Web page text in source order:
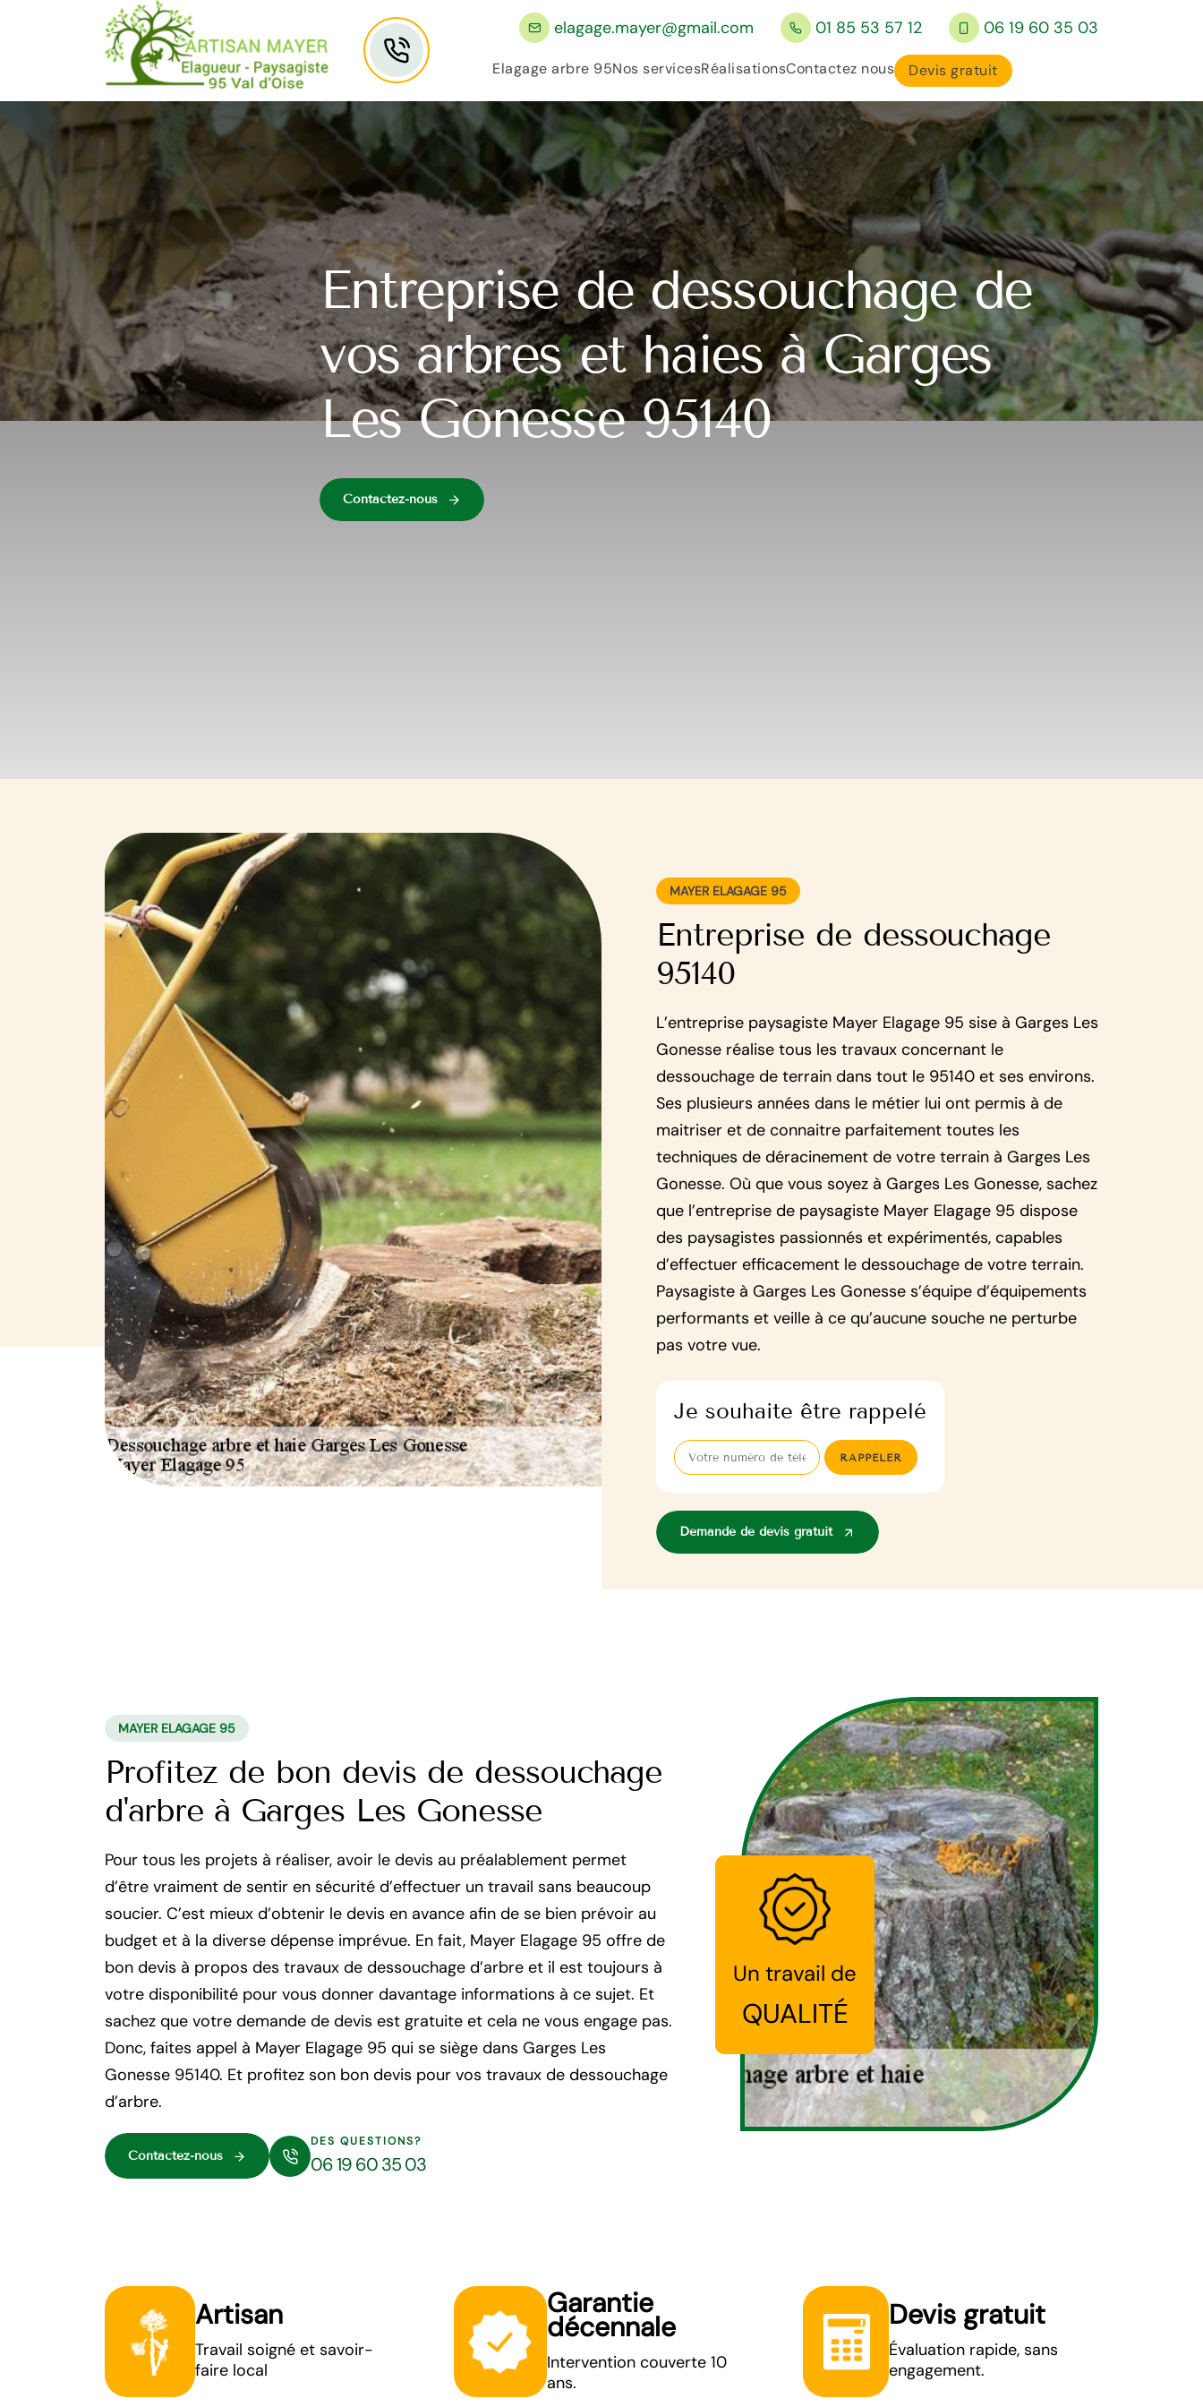
elagage.mayer@gmail.com 01 85 53 57 12 06 19 60 35 03
Elagage arbre 95Nos servicesRéalisationsContactez nous Devis gratuit
Entreprise de dessouchage de
vos arbres et haies à Garges
Les Gonesse 95140
Contactez-nous
MAYER ELAGAGE 95
Entreprise de dessouchage
95140
L’entreprise paysagiste Mayer Elagage 95 sise à Garges Les
Gonesse réalise tous les travaux concernant le
dessouchage de terrain dans tout le 95140 et ses environs.
Ses plusieurs années dans le métier lui ont permis à de
maitriser et de connaitre parfaitement toutes les
techniques de déracinement de votre terrain à Garges Les
Gonesse. Où que vous soyez à Garges Les Gonesse, sachez
que l’entreprise de paysagiste Mayer Elagage 95 dispose
des paysagistes passionnés et expérimentés, capables
d’effectuer efficacement le dessouchage de votre terrain.
Paysagiste à Garges Les Gonesse s’équipe d’équipements
performants et veille à ce qu’aucune souche ne perturbe
pas votre vue.
Je souhaite être rappelé
Demande de devis gratuit
MAYER ELAGAGE 95
Profitez de bon devis de dessouchage
d'arbre à Garges Les Gonesse
Pour tous les projets à réaliser, avoir le devis au préalablement permet
d’être vraiment de sentir en sécurité d’effectuer un travail sans beaucoup
soucier. C’est mieux d’obtenir le devis en avance afin de se bien prévoir au
budget et à la diverse dépense imprévue. En fait, Mayer Elagage 95 offre de
bon devis à propos des travaux de dessouchage d’arbre et il est toujours à
votre disponibilité pour vous donner davantage informations à ce sujet. Et
sachez que votre demande de devis est gratuite et cela ne vous engage pas.
Donc, faites appel à Mayer Elagage 95 qui se siège dans Garges Les
Gonesse 95140. Et profitez son bon devis pour vos travaux de dessouchage
d’arbre.
Contactez-nous
DES QUESTIONS?
06 19 60 35 03
Un travail de
QUALITÉ
Artisan
Travail soigné et savoir-
faire local
Garantie
décennale
Intervention couverte 10
ans.
Devis gratuit
Évaluation rapide, sans
engagement.